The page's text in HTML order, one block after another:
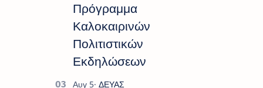
Πρόγραμμα
Καλοκαιρινών
Πολιτιστικών
Εκδηλώσεων